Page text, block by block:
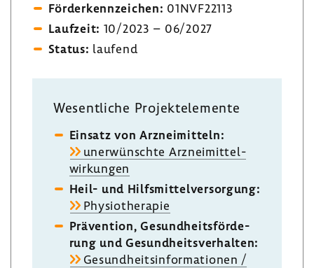
Förder­kenn­zei­chen: 01NVF22113
Lauf­zeit: 10/2023 – 06/2027
Status: laufend
Wesent­liche Projekt­ele­mente
Einsatz von Arznei­mit­teln:
uner­wünschte Arznei­mit­tel­
wir­kungen
Heil- und Hilfs­mit­tel­ver­sor­gung:
Physio­the­rapie
Präven­tion, Gesund­heits­för­de­
rung und Gesund­heits­ver­halten:
Gesund­heits­in­for­ma­tionen /